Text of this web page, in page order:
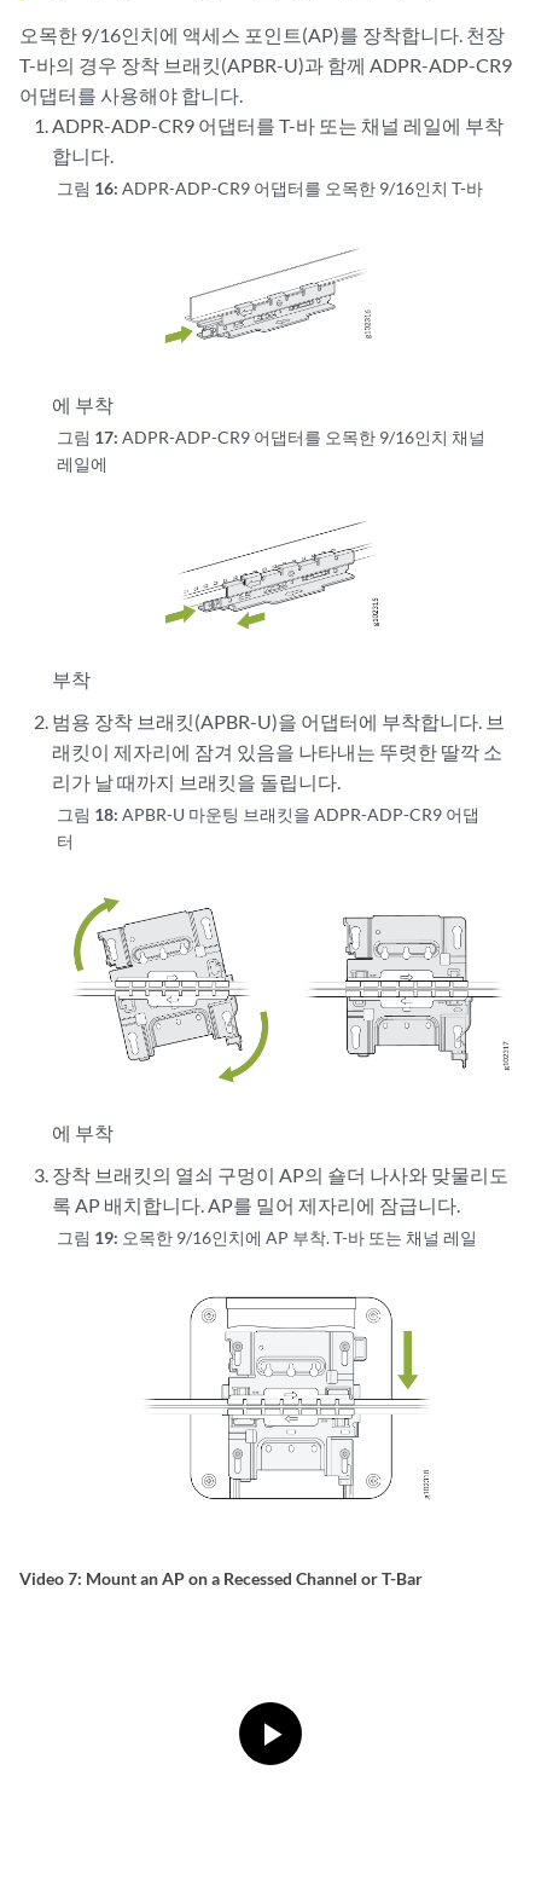
오목한 9/16인치에 액세스 포인트(AP)를 장착합니다. 천장
T-바의 경우 장착 브래킷(APBR-U)과 함께 ADPR-ADP-CR9
어댑터를 사용해야 합니다.
ADPR-ADP-CR9 어댑터를 T-바 또는 채널 레일에 부착
합니다.
그림 16:ADPR-ADP-CR9 어댑터를 오목한 9/16인치 T-바
에 부착
그림 17:ADPR-ADP-CR9 어댑터를 오목한 9/16인치 채널
레일에
부착
범용 장착 브래킷(APBR-U)을 어댑터에 부착합니다. 브
래킷이 제자리에 잠겨 있음을 나타내는 뚜렷한 딸깍 소
리가 날 때까지 브래킷을 돌립니다.
그림 18:APBR-U 마운팅 브래킷을 ADPR-ADP-CR9 어댑
터
에 부착
장착 브래킷의 열쇠 구멍이 AP의 숄더 나사와 맞물리도
록 AP 배치합니다. AP를 밀어 제자리에 잠급니다.
그림 19: 오목한 9/16인치에 AP 부착. T-바 또는 채널 레일
Video 7: Mount an AP on a Recessed Channel or T-Bar